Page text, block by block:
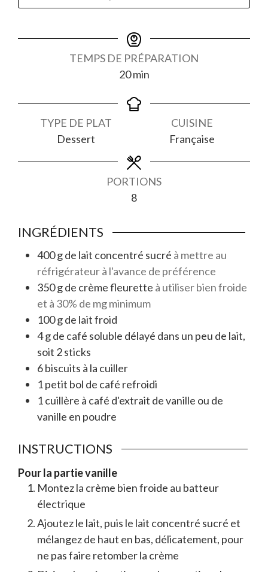
TEMPS DE PRÉPARATION
20minutes
min
TYPE DE PLAT
Dessert
CUISINE
Française
PORTIONS
8
INGRÉDIENTS
400gde lait concentré sucré à mettre au
réfrigérateur à l'avance de préférence
350gde crème fleurette à utiliser bien froide
et à 30% de mg minimum
100gde lait froid
4gde café soluble délayé dans un peu de lait,
soit 2 sticks
6biscuits à la cuiller
1petit bol de café refroidi
1cuillère à café d'extrait de vanille ou de
vanille en poudre
INSTRUCTIONS
Pour la partie vanille
Montez la crème bien froide au batteur
électrique
Ajoutez le lait, puis le lait concentré sucré et
mélangez de haut en bas, délicatement, pour
ne pas faire retomber la crème